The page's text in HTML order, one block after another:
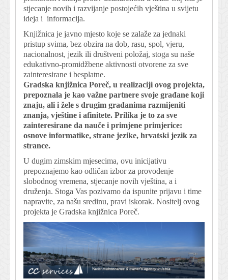
stjecanje novih i razvijanje postojećih vještina u svijetu
ideja i informacija.
Knjižnica je javno mjesto koje se zalaže za jednaki
pristup svima, bez obzira na dob, rasu, spol, vjeru,
nacionalnost, jezik ili društveni položaj, stoga su naše
edukativno-promidžbene aktivnosti otvorene za sve
zainteresirane i besplatne.
Gradska knjižnica Poreč, u realizaciji ovog projekta,
prepoznala je kao važne partnere svoje građane koji
znaju, ali i žele s drugim građanima razmijeniti
znanja, vještine i afinitete. Prilika je to za sve
zainteresirane da nauče i primjene primjerice:
osnove informatike, strane jezike, hrvatski jezik za
strance.
U dugim zimskim mjesecima, ovu inicijativu
prepoznajemo kao odličan izbor za provođenje
slobodnog vremena, stjecanje novih vještina, a i
druženja. Stoga Vas pozivamo da ispunite prijavu i time
napravite, za našu sredinu, pravi iskorak. Nositelj ovog
projekta je Gradska knjižnica Poreč.